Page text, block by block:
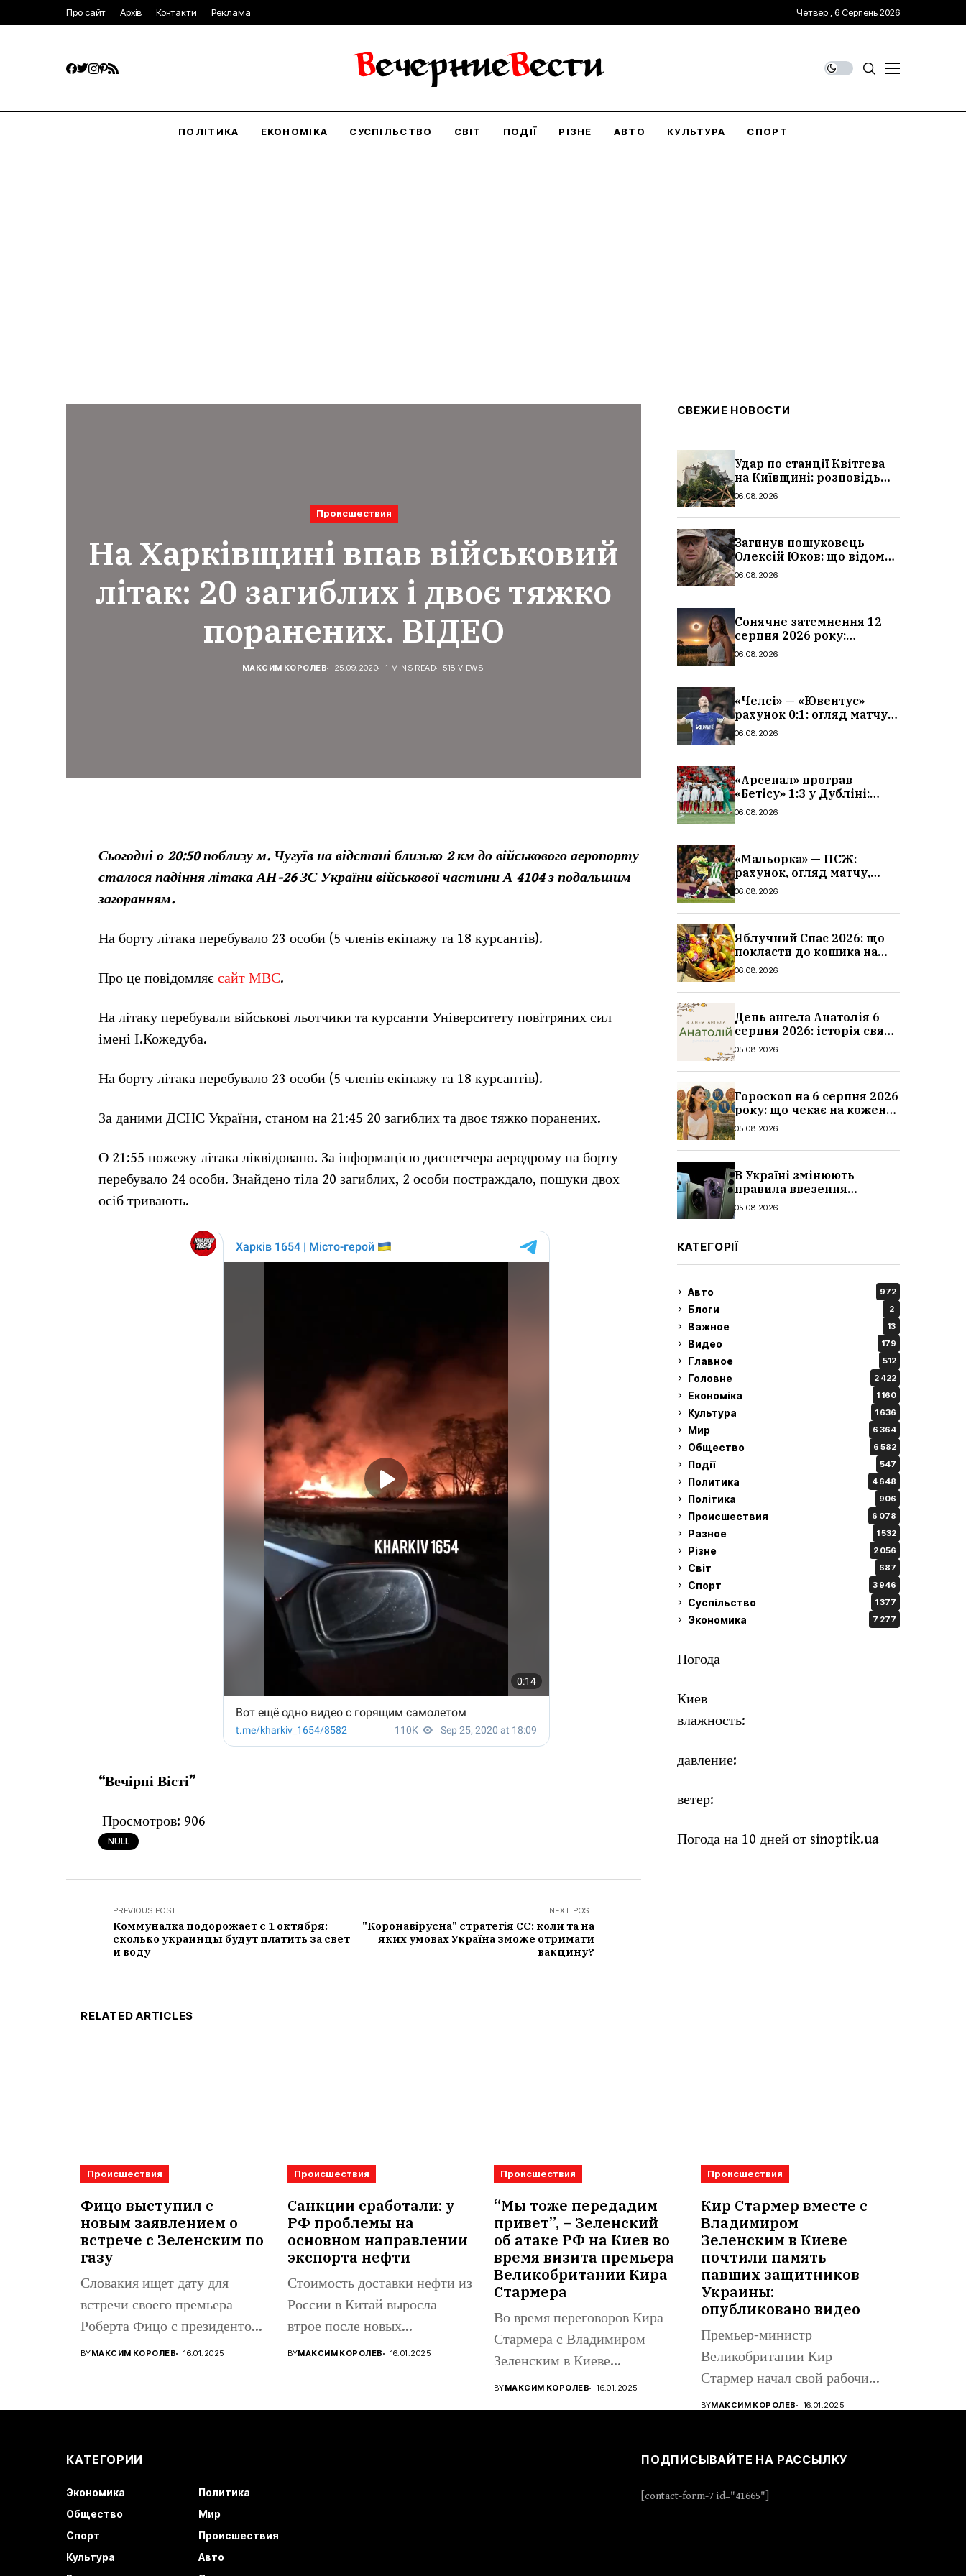
Про сайт Архів Контакти Реклама Четвер , 6 Серпень 2026
ПОЛІТИКА ЕКОНОМІКА СУСПІЛЬСТВО СВІТ ПОДІЇ РІЗНЕ АВТО КУЛЬТУРА СПОРТ
Происшествия
На Харківщині впав військовий
літак: 20 загиблих і двоє тяжко
поранених. ВІДЕО
МАКСИМ КОРОЛЕВ 25.09.2020 1 MINS READ 518 VIEWS
Сьогодні о 20:50 поблизу м. Чугуїв на відстані близько 2 км до військового аеропорту
сталося падіння літака АН-26 ЗС України військової частини А 4104 з подальшим
загоранням.
На борту літака перебувало 23 особи (5 членів екіпажу та 18 курсантів).
Про це повідомляє сайт МВС.
На літаку перебували військові льотчики та курсанти Університету повітряних сил
імені І.Кожедуба.
На борту літака перебувало 23 особи (5 членів екіпажу та 18 курсантів).
За даними ДСНС України, станом на 21:45 20 загиблих та двоє тяжко поранених.
О 21:55 пожежу літака ліквідовано. За інформацією диспетчера аеродрому на борту
перебувало 24 особи. Знайдено тіла 20 загиблих, 2 особи постраждало, пошуки двох
осіб тривають.
“Вечірні Вісті”
Просмотров: 906
NULL
PREVIOUS POST
Коммуналка подорожает с 1 октября:
сколько украинцы будут платить за свет
и воду
NEXT POST
"Коронавірусна" стратегія ЄС: коли та на
яких умовах Україна зможе отримати
вакцину?
СВЕЖИЕ НОВОСТИ
Удар по станції Квітгева
на Київщині: розповідь
очевидців, як вісім людей
сталося
06.08.2026
Загинув пошуковець
Олексій Юков: що відомо
про його роботу, хто він
06.08.2026
Сонячне затемнення 12
серпня 2026 року:
гороскоп, кому із знаків
06.08.2026
«Челсі» — «Ювентус»
рахунок 0:1: огляд матчу
та вихід Мудрика
06.08.2026
«Арсенал» програв
«Бетісу» 1:3 у Дубліні:
огляд матчу та всі голи
06.08.2026
«Мальорка» — ПСЖ:
рахунок, огляд матчу,
голи та склад парижан
06.08.2026
Яблучний Спас 2026: що
покласти до кошика на
освячення, які фрукти,
06.08.2026
День ангела Анатолія 6
серпня 2026: історія свята,
значення імені,
прозі
05.08.2026
Гороскоп на 6 серпня 2026
року: що чекає на кожен
знак зодіаку
05.08.2026
В Україні змінюють
правила ввезення
смартфонів: що буде з
05.08.2026
КАТЕГОРІЇ
Авто 972
Блоги 2
Важное 13
Видео 179
Главное 512
Головне 2 422
Економіка 1 160
Культура 1 636
Мир 6 364
Общество 6 582
Події 547
Политика 4 648
Політика 906
Происшествия 6 078
Разное 1 532
Різне 2 056
Світ 687
Спорт 3 946
Суспільство 1 377
Экономика 7 277
Погода
Киев
влажность:
давление:
ветер:
Погода на 10 дней от sinoptik.ua
RELATED ARTICLES
Происшествия
Фицо выступил с
новым заявлением о
встрече с Зеленским по
газу
Словакия ищет дату для
встречи своего премьера
Роберта Фицо с президентом
Украины...
BYМАКСИМ КОРОЛЕВ 16.01.2025
Происшествия
Санкции сработали: у
РФ проблемы на
основном направлении
экспорта нефти
Стоимость доставки нефти из
России в Китай выросла
втрое после новых
американских...
BYМАКСИМ КОРОЛЕВ 16.01.2025
Происшествия
“Мы тоже передадим
привет”, – Зеленский
об атаке РФ на Киев во
время визита премьера
Великобритании Кира
Стармера
Во время переговоров Кира
Стармера с Владимиром
Зеленским в Киеве
прогремели взрывы:...
BYМАКСИМ КОРОЛЕВ 16.01.2025
Происшествия
Кир Стармер вместе с
Владимиром
Зеленским в Киеве
почтили память
павших защитников
Украины:
опубликовано видео
Премьер-министр
Великобритании Кир
Стармер начал свой рабочий
визит в Киев, вместе с...
BYМАКСИМ КОРОЛЕВ 16.01.2025
КАТЕГОРИИ
Экономика
Политика
Общество
Мир
Спорт
Происшествия
Культура
Авто
ПОДПИСЫВАЙТЕ НА РАССЫЛКУ
[contact-form-7 id="41665"]